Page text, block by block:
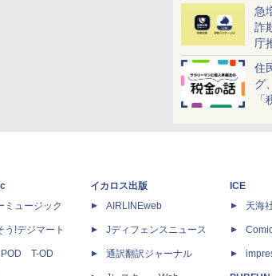
急
詐
庁
し
住
グ
ミュージック
う!デジマート
POD T-OD
イカロス出版
AIRLINEweb
Jディフェンスニュース
通訳翻訳ジャーナル
ICE
天海